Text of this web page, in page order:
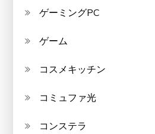
ゲーミングPC
ゲーム
コスメキッチン
コミュファ光
コンステラ